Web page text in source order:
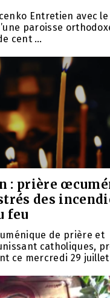
Entretien avec
paroisse
cent …
: prière
des
feu
de prière et
catholiques,
ce mercredi 29 juillet